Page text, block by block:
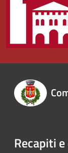
Recapiti